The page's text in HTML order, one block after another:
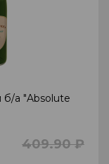
б/а "Absolute
409.90 ₽